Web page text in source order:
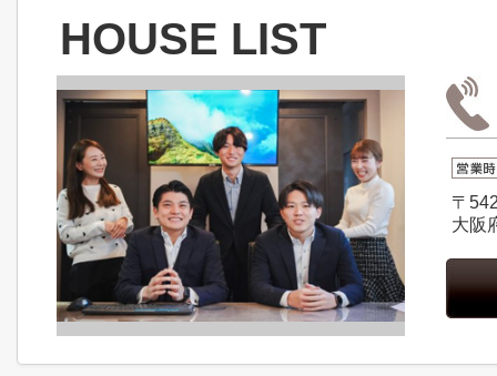
HOUSE LIST
〒
大阪